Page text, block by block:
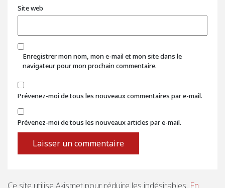
Site web
Enregistrer mon nom, mon e-mail et mon site dans le
navigateur pour mon prochain commentaire.
Prévenez-moi de tous les nouveaux commentaires par e-mail.
Prévenez-moi de tous les nouveaux articles par e-mail.
Ce site utilise Akismet pour réduire les indésirables. En